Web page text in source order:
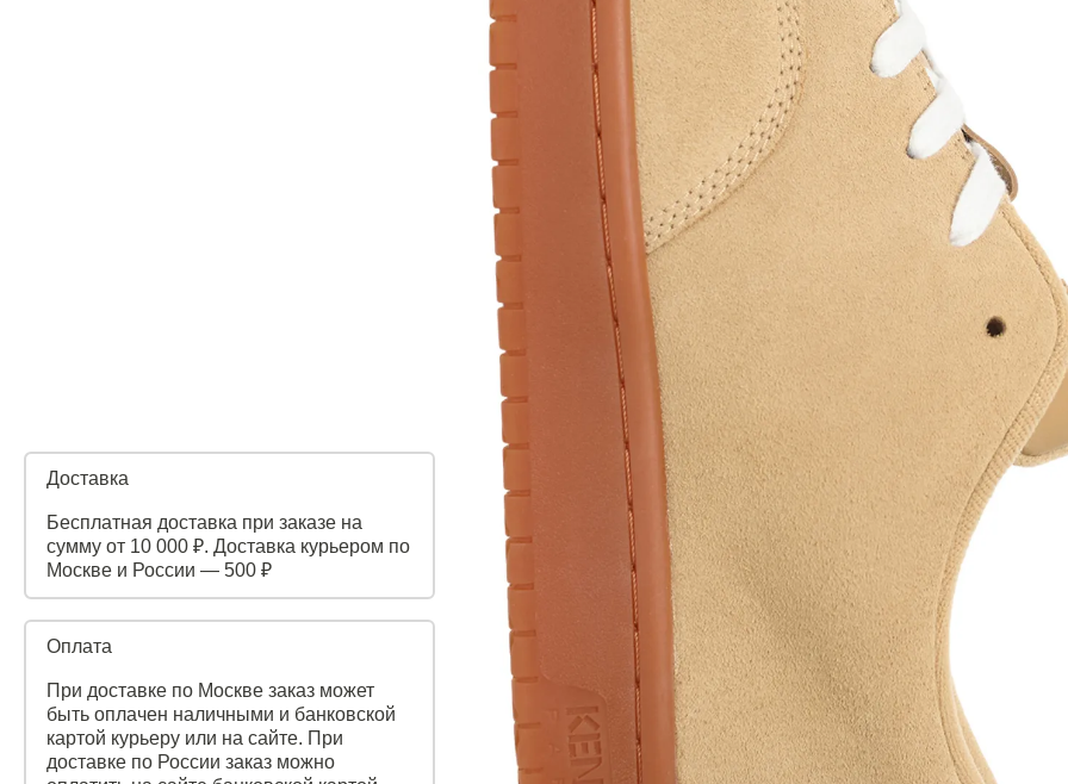
Доставка
Бесплатная доставка при заказе на
сумму от 10 000 ₽. Доставка курьером по
Москве и России — 500 ₽
Оплата
При доставке по Москве заказ может
быть оплачен наличными и банковской
картой курьеру или на сайте. При
доставке по России заказ можно